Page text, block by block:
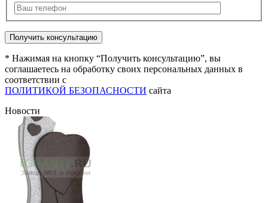
* Нажимая на кнопку “Получить консультацию”, вы
соглашаетесь на обработку своих персональных данных в
соответствии с
ПОЛИТИКОЙ БЕЗОПАСНОСТИ сайта
Новости